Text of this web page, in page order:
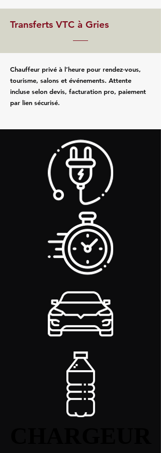
Transferts VTC à Gries
Chauffeur privé à l’heure pour rendez‑vous,
tourisme, salons et événements. Attente
incluse selon devis, facturation pro, paiement
par lien sécurisé.